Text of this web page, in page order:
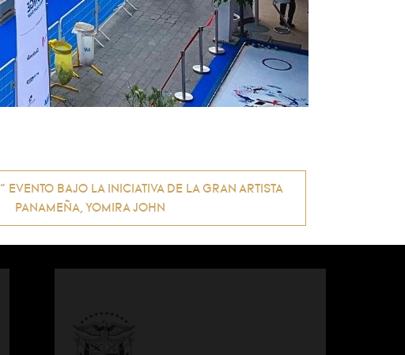
EVENTO BAJO LA INICIATIVA DE LA GRAN ARTISTA
PANAMEÑA, YOMIRA JOHN